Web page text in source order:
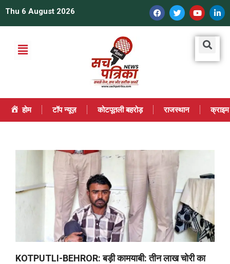
Thu 6 August 2026
होम टॉप न्यूज़ कोटपूतली बहरोड़ राजस्थान क्राइम
KOTPUTLI-BEHROR: बड़ी कामयाबी: तीन लाख चोरी का